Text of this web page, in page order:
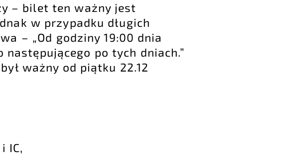
– bilet ten ważny jest
w przypadku długich
– „Od godziny 19:00 dnia
po tych dniach.”
ważny od piątku 22.12
IC,